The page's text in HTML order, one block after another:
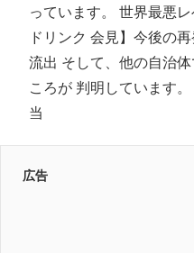
っています。 世界最悪
ドリンク 会見】今後の
流出 そして、他の自治
ころが 判明しています
当
広告